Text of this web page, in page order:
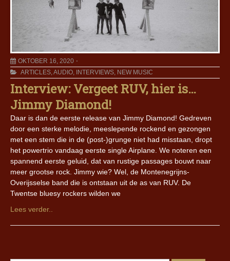
OKTOBER 16, 2020
ARTICLES,AUDIO, INTERVIEWS, NEW MUSIC
Interview: Vergeet RUV, hier is…
Jimmy Diamond!
Daar is dan de eerste release van Jimmy Diamond! Gedreven
door een sterke melodie, meeslepende rockend en gezongen
met een stem die in de (post-)grunge niet had misstaan, dropt
het powertrio vandaag eerste single Airplane. We noteren een
spannend eerste geluid, dat van rustige passages bouwt naar
meer grootse rock. Jimmy wie? Wel, de Montenegrijns-
Overijsselse band die is ontstaan uit de as van RUV. De
Twentse bluesy rockers wilden we
Lees verder..